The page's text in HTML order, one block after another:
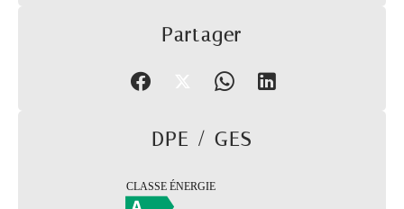
Partager
DPE / GES